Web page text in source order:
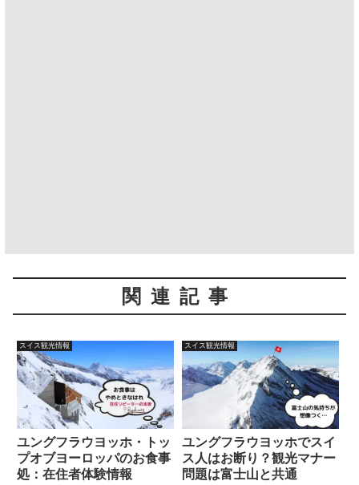
関連記事
スイス観光情報
ユングフラウヨッホ・トッ
プオブヨーロッパのお食事
処：在住者体験情報
スイス観光情報
ユングフラウヨッホでスイ
ス人はお断り？観光マナー
問題は富士山と共通